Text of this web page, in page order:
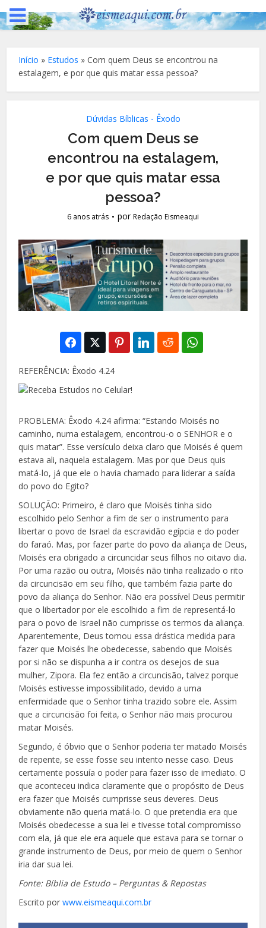
Início » Estudos »Com quem Deus se encontrou na
estalagem, e por que quis matar essa pessoa?
Dúvidas Bíblicas - Êxodo
Com quem Deus se
encontrou na estalagem,
e por que quis matar essa
pessoa?
6 anos atrás porRedação Eismeaqui
REFERÊNCIA: Êxodo 4.24
PROBLEMA: Êxodo 4.24 afirma: “Estando Moisés no
caminho, numa estalagem, encontrou-o o SENHOR e o
quis matar”. Esse versículo deixa claro que Moisés é quem
estava ali, naquela estalagem. Mas por que Deus quis
matá-lo, já que ele o havia chamado para liderar a saída
do povo do Egito?
SOLUÇÃO: Primeiro, é claro que Moisés tinha sido
escolhido pelo Senhor a fim de ser o instrumento para
libertar o povo de Israel da escravidão egípcia e do poder
do faraó. Mas, por fazer parte do povo da aliança de Deus,
Moisés era obrigado a circuncidar seus filhos no oitavo dia.
Por uma razão ou outra, Moisés não tinha realizado o rito
da circuncisão em seu filho, que também fazia parte do
povo da aliança do Senhor. Não era possível Deus permitir
que o libertador por ele escolhido a fim de representá-lo
para o povo de Israel não cumprisse os termos da aliança.
Aparentemente, Deus tomou essa drástica medida para
fazer que Moisés lhe obedecesse, sabendo que Moisés
por si não se dispunha a ir contra os desejos de sua
mulher, Zipora. Ela fez então a circuncisão, talvez porque
Moisés estivesse impossibilitado, devido a uma
enfermidade que o Senhor tinha trazido sobre ele. Assim
que a circuncisão foi feita, o Senhor não mais procurou
matar Moisés.
Segundo, é óbvio que o Senhor poderia ter matado Moisés
de repente, se esse fosse seu intento nesse caso. Deus
certamente possuía o poder para fazer isso de imediato. O
que aconteceu indica claramente que o propósito de Deus
era fazer que Moisés cumprisse seus deveres. Deus
obviamente não queria matá-lo. O que pretendia era que
Moisés obedecesse a sua lei e tivesse total compromisso
com ela, já que ele era aquele que estava para se tornar o
grande instrumento de Deus, por meio de quem o Senhor
iria dar sua lei.
Fonte: Bíblia de Estudo – Perguntas & Repostas
Escrito porwww.eismeaqui.com.br